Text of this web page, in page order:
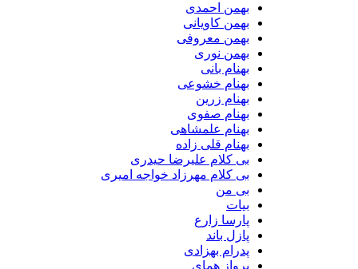
بهمن احمدی
بهمن کاویانی
بهمن معروفی
بهمن نوری
بهنام بانی
بهنام خشوعی
بهنام زرین
بهنام صفوی
بهنام علمشاهی
بهنام قلی زاده
بی کلام علیرضا حیدری
بی کلام مهرزاد خواجه امیری
پارسا زارع
پازل باند
پدرام بهزادی
پرواز همای